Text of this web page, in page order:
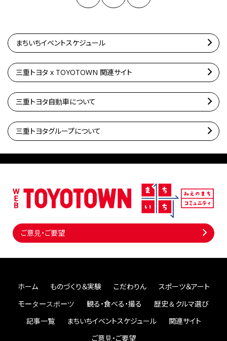
まちいちイベントスケジュール
三重トヨタ x TOYOTOWN 関連サイト
三重トヨタ自動車について
三重トヨタグループについて
ご意見・ご要望
ホーム ものづくり＆実験 こだわりん
スポーツ＆アート
モータースポーツ
観る・食べる・撮る
歴史＆クルマ選び
記事一覧
まちいちイベントスケジュール
関連サイト
ご意見・ご要望